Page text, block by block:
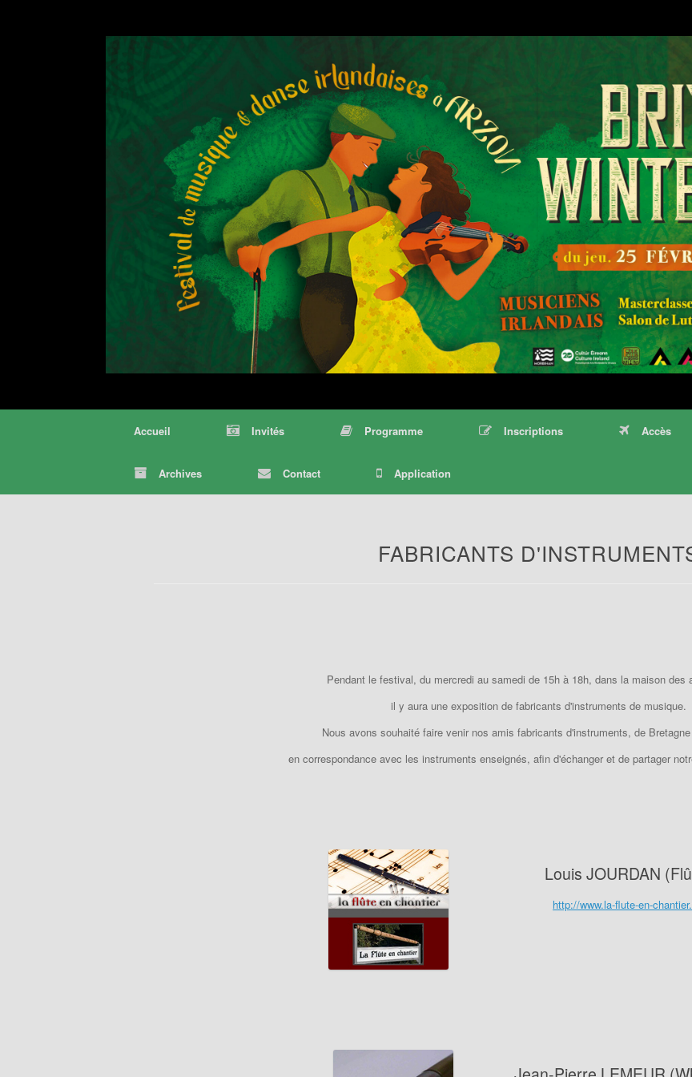
Accueil Invités Programme Inscriptions Accès
Archives Contact Application
FABRICANTS
Pendant le festival, du mercredi au samedi de 15h à 18h, dans la maison des
il y aura une exposition de fabricants d'instruments de musique.
Nous avons souhaité faire venir nos amis fabricants d'instruments, de
en correspondance avec les instruments enseignés, afin d'échanger et de partager
Louis JOURDAN
http://www.la-flute-en-